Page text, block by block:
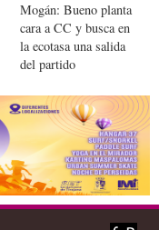
Mogán: Bueno planta
cara a CC y busca en
la ecotasa una salida
del partido